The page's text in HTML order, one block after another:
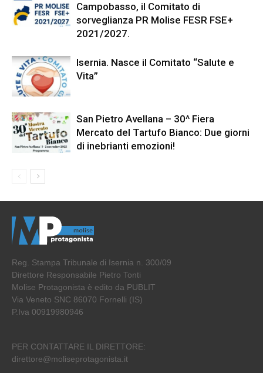
Campobasso, il Comitato di
sorveglianza PR Molise FESR FSE+
2021/2027.
Isernia. Nasce il Comitato “Salute e
Vita”
San Pietro Avellana – 30^ Fiera
Mercato del Tartufo Bianco: Due giorni
di inebrianti emozioni!
Reg. Stampa Tribunale di Isernia n. 300/09
Direttore Responsabile Pietro Tonti
Molise Protagonista è edito da PUBLIT
Via Veneto SNC 86070 Fornelli (IS)
P.Iva 00919980946
PER CONTATTARE IL DIRETTORE:
direttore@moliseprotagonista.it